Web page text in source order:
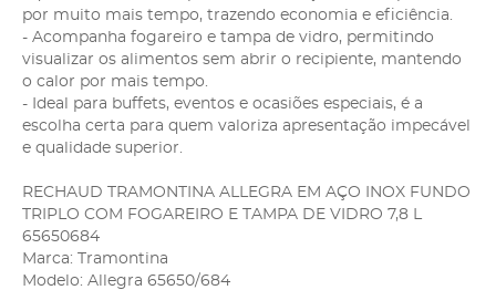
por muito mais tempo, trazendo economia e eficiência.
- Acompanha fogareiro e tampa de vidro, permitindo
visualizar os alimentos sem abrir o recipiente, mantendo
o calor por mais tempo.
- Ideal para buffets, eventos e ocasiões especiais, é a
escolha certa para quem valoriza apresentação impecável
e qualidade superior.
RECHAUD TRAMONTINA ALLEGRA EM AÇO INOX FUNDO
TRIPLO COM FOGAREIRO E TAMPA DE VIDRO 7,8 L
65650684
Marca: Tramontina
Modelo: Allegra 65650/684